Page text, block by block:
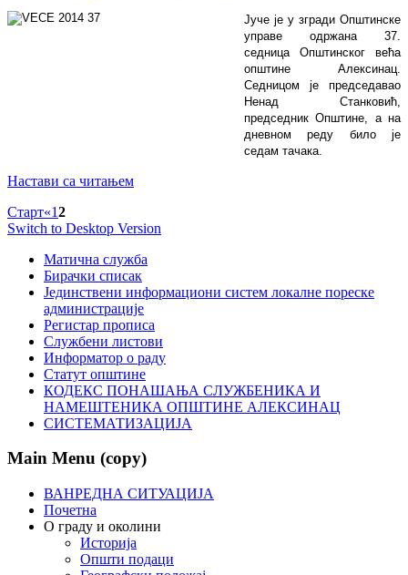
Јуче је у згради Општинске
управе одржана 37.
седница Општинског већа
општине Алексинац.
Седницом је председавао
Ненад Станковић,
председник Општине, а на
дневном реду било је
седам тачака.
Настави са читањем
Старт«12
Switch to Desktop Version
Матична служба
Бирачки списак
Јединствени информациони систем локалне пореске
администрације
Регистар прописа
Службени листови
Информатор о раду
Статут општине
КОДЕКС ПОНАШАЊА СЛУЖБЕНИКА И
НАМЕШТЕНИКА ОПШТИНЕ АЛЕКСИНАЦ
СИСТЕМАТИЗАЦИЈА
Main Menu (copy)
ВАНРЕДНА СИТУАЦИЈА
Почетна
О граду и околини
Историја
Општи подаци